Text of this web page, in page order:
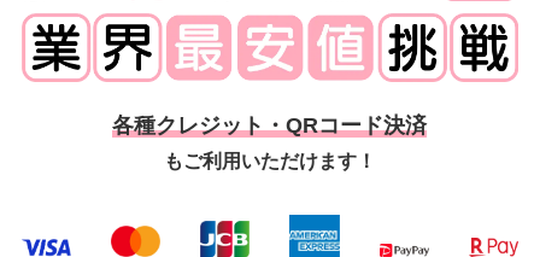
各種クレジット・QRコード決済
もご利用いただけます！